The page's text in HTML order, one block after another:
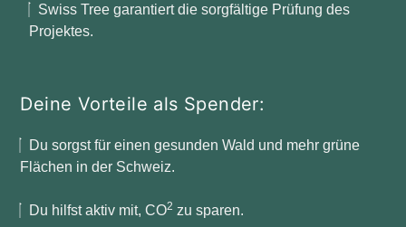
Swiss Tree garantiert die sorgfältige Prüfung des
Projektes.
Deine Vorteile als Spender:
Du sorgst für einen gesunden Wald und mehr grüne
Flächen in der Schweiz.
Du hilfst aktiv mit, CO2 zu sparen.